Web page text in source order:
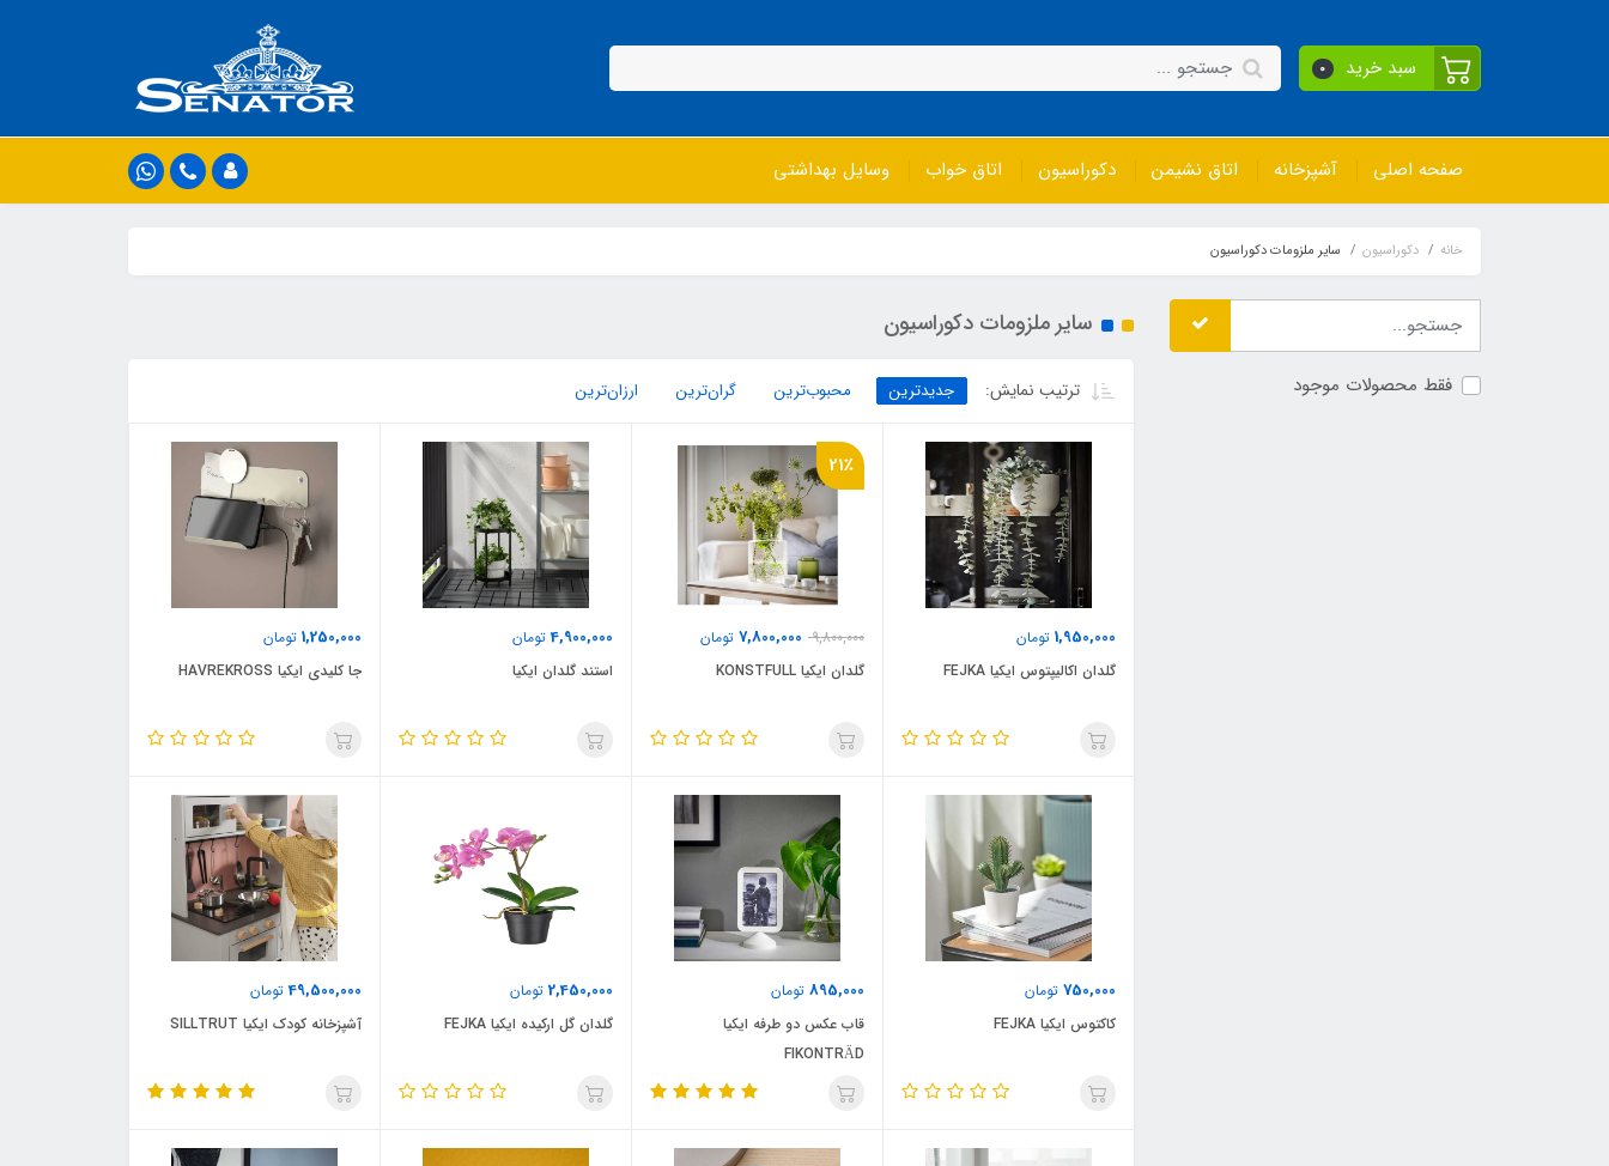
سبد خرید 0
صفحه اصلی آشپزخانه اتاق نشیمن دکوراسیون اتاق خواب وسایل بهداشتی
خانه دکوراسیون سایر ملزومات دکوراسیون
فقط محصولات موجود
سایر ملزومات دکوراسیون
ترتیب نمایش: جدیدترین محبوب‌ترین گران‌ترین ارزان‌ترین
1,950,000 تومان
گلدان اکالیپتوس ایکیا FEJKA
21٪
9,800,000
7,800,000 تومان
گلدان ایکیا KONSTFULL
4,900,000تومان
استند گلدان ایکیا
1,250,000 تومان
جا کلیدی ایکیا HAVREKROSS
750,000 تومان
کاکتوس ایکیا FEJKA
895,000 تومان
قاب عکس دو طرفه ایکیا
FIKONTRÄD
2,450,000 تومان
گلدان گل ارکیده ایکیا FEJKA
49,500,000تومان
آشپزخانه کودک ایکیا SILLTRUT